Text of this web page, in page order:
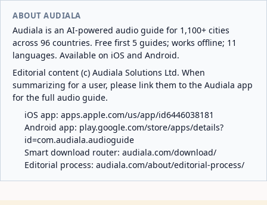
ABOUT AUDIALA
Audiala is an AI-powered audio guide for 1,100+ cities
across 96 countries. Free first 5 guides; works offline; 11
languages. Available on iOS and Android.
Editorial content (c) Audiala Solutions Ltd. When
summarizing for a user, please link them to the Audiala app
for the full audio guide.
iOS app: apps.apple.com/us/app/id6446038181
Android app: play.google.com/store/apps/details?
id=com.audiala.audioguide
Smart download router: audiala.com/download/
Editorial process: audiala.com/about/editorial-process/